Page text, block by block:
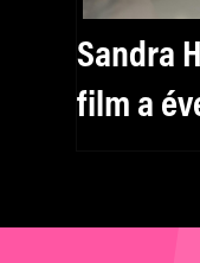
Sandra
film a